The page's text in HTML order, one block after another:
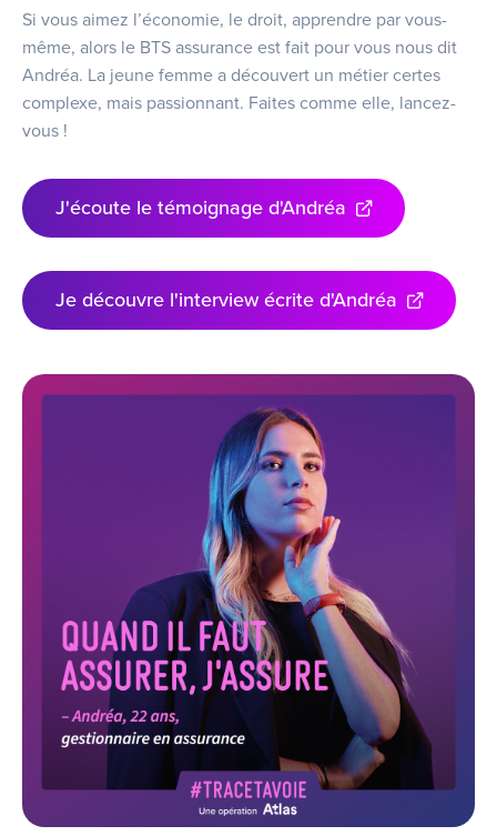
Si vous aimez l’économie, le droit, apprendre par vous-
même, alors le BTS assurance est fait pour vous nous dit
Andréa. La jeune femme a découvert un métier certes
complexe, mais passionnant. Faites comme elle, lancez-
vous !
J'écoute le témoignage d'Andréa
Je découvre l'interview écrite d'Andréa